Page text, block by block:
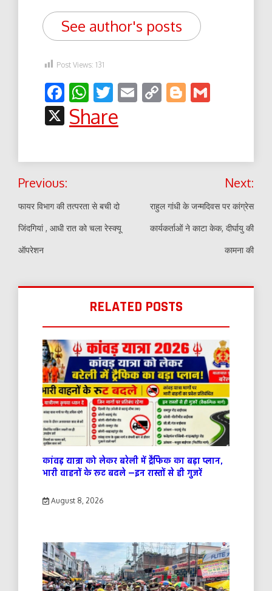
See author's posts
Post Views: 131
Facebook
WhatsApp
Twitter
EmailCopyBlogger
X
Share
Post
navigation
Previous:
फायर विभाग की तत्परता से बची दो
जिंदगियां , आधी रात को चला रेस्क्यू
ऑपरेशन
Next:
राहुल गांधी के जन्मदिवस पर कांग्रेस
कार्यकर्ताओं ने काटा केक, दीर्घायु की
कामना की
RELATED POSTS
कांवड़ यात्रा को लेकर बरेली में ट्रैफिक का बड़ा प्लान,
भारी वाहनों के रूट बदले —इन रास्तों से ही गुजरें
August 8, 2026